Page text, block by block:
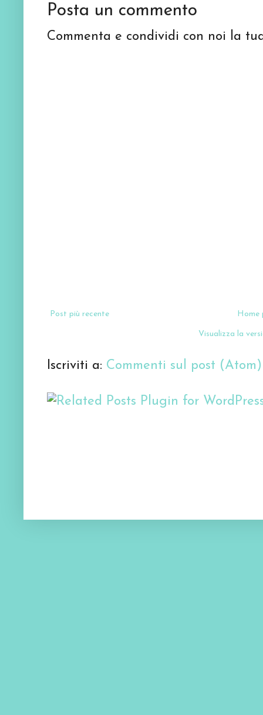
Posta un commento
Commenta e condividi con noi la
Post più recente Home
Visualizza la
Iscriviti a: Commenti sul post (Atom)